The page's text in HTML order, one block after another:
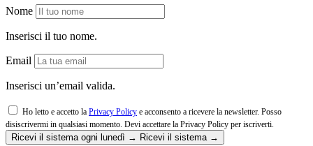
Nome
Inserisci il tuo nome.
Email
Inserisci un’email valida.
Ho letto e accetto la Privacy Policy e acconsento a ricevere la newsletter. Posso
disiscrivermi in qualsiasi momento.
Devi accettare la Privacy Policy per iscriverti.
Ricevi il sistema ogni lunedì → Ricevi il sistema →